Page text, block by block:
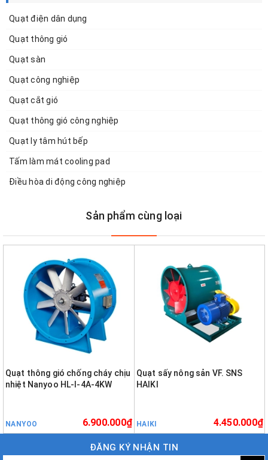
Quạt điện dân dụng
Quạt thông gió
Quạt sàn
Quạt công nghiệp
Quạt cắt gió
Quạt thông gió công nghiệp
Quạt ly tâm hút bếp
Tấm làm mát cooling pad
Điều hòa di động công nghiệp
Sản phẩm cùng loại
Quạt thông gió chống cháy chịu
nhiệt Nanyoo HL-I-4A-4KW
NANYOO 6.900.000₫
Quạt sấy nông sản VF. SNS
HAIKI
HAIKI 4.450.000₫
ĐĂNG KÝ NHẬN TIN